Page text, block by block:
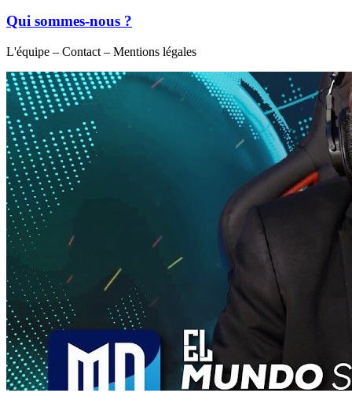
Qui sommes-nous ?
L'équipe – Contact – Mentions légales